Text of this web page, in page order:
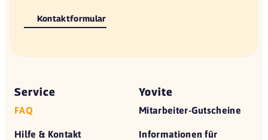
Kontaktformular
Service
FAQ
Hilfe & Kontakt
Yovite
Mitarbeiter-Gutscheine
Informationen für